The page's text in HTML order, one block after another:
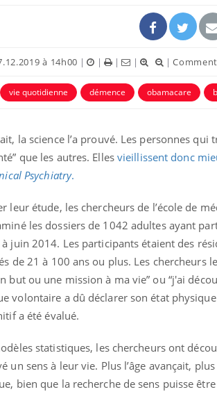
à 14h00 | | | | |
vie quotidienne démence obamacare
la science l’a prouvé. Les personnes
que les autres. Elles vieillissent donc
Psychiatry.
leur étude, les chercheurs de l’école de
les dossiers de 1042 adultes ayant
juin 2014. Les participants étaient des
de 21 à 100 ans ou plus. Les chercheurs
but ou une mission à ma vie” ou “j'ai
volontaire a dû déclarer son état
a été évalué.
statistiques, les chercheurs ont
un sens à leur vie. Plus l’âge avançait,
bien que la recherche de sens puisse